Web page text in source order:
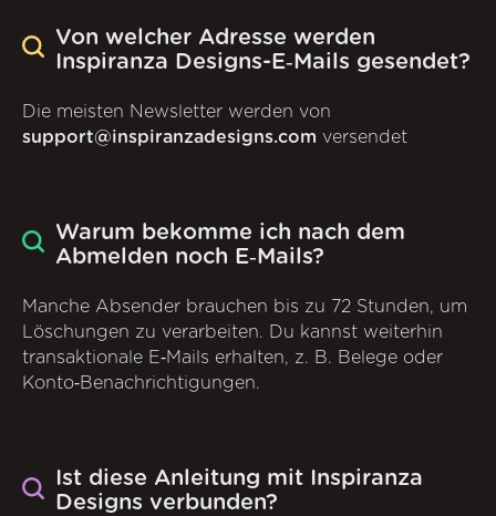
Von welcher Adresse werden
Inspiranza Designs-E‑Mails gesendet?
Die meisten Newsletter werden von
support@inspiranzadesigns.com versendet
Warum bekomme ich nach dem
Abmelden noch E‑Mails?
Manche Absender brauchen bis zu 72 Stunden, um
Löschungen zu verarbeiten. Du kannst weiterhin
transaktionale E‑Mails erhalten, z. B. Belege oder
Konto‑Benachrichtigungen.
Ist diese Anleitung mit Inspiranza
Designs verbunden?